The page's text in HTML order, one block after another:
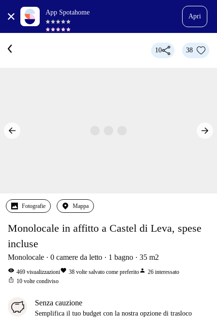
App Spotahome
Apri
10 38
Fotografie Mappa
Monolocale in affitto a Castel di Leva, spese
incluse
Monolocale 0 camere da letto 1 bagno 35 m2
visibility 469 visualizzazionifavorite 38 volte salvato come preferitoperson 26 interessato
ios_share 10 volte condiviso
Senza cauzione
Semplifica il tuo budget con la nostra opzione di trasloco